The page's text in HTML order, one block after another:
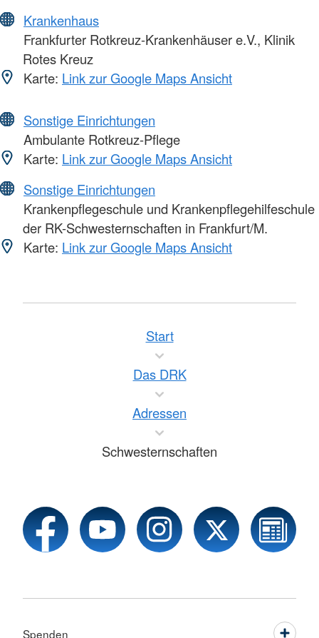
Krankenhaus
Frankfurter Rotkreuz-Krankenhäuser e.V., Klinik
Rotes Kreuz
Karte: Link zur Google Maps Ansicht
Sonstige Einrichtungen
Ambulante Rotkreuz-Pflege
Karte: Link zur Google Maps Ansicht
Sonstige Einrichtungen
Krankenpflegeschule und Krankenpflegehilfeschule
der RK-Schwesternschaften in Frankfurt/M.
Karte: Link zur Google Maps Ansicht
Start
Das DRK
Adressen
Schwesternschaften
Spenden